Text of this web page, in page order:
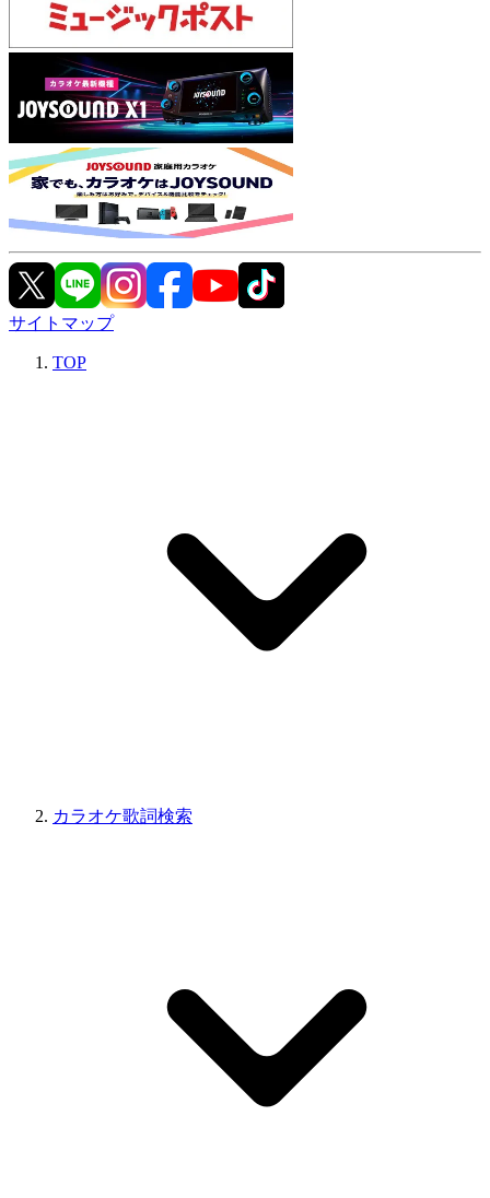
サイトマップ
TOP
カラオケ歌詞検索